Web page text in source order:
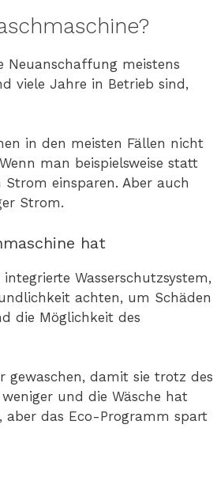
Neuanschaffung meistens
viele Jahre in Betrieb sind,
in den meisten Fällen nicht
man beispielsweise statt
einsparen. Aber auch
Strom.
hat
Wasserschutzsystem,
achten, um Schäden
die Möglichkeit des
gewaschen, damit sie trotz des
und die Wäsche hat
aber das Eco-Programm spart